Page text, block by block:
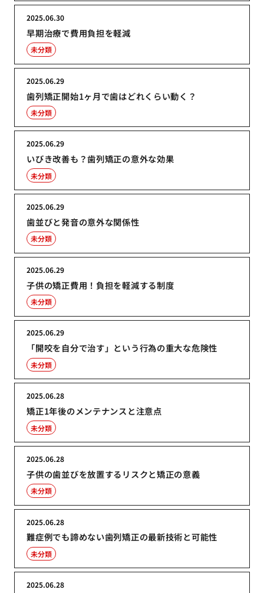
早期治療で費用負担を軽減
2025.06.30
未分類
歯列矯正開始1ヶ月で歯はどれくらい動く？
2025.06.29
未分類
いびき改善も？歯列矯正の意外な効果
2025.06.29
未分類
歯並びと発音の意外な関係性
2025.06.29
未分類
子供の矯正費用！負担を軽減する制度
2025.06.29
未分類
「開咬を自分で治す」という行為の重大な危険性
2025.06.29
未分類
矯正1年後のメンテナンスと注意点
2025.06.28
未分類
子供の歯並びを放置するリスクと矯正の意義
2025.06.28
未分類
難症例でも諦めない歯列矯正の最新技術と可能性
2025.06.28
未分類
2025.06.28